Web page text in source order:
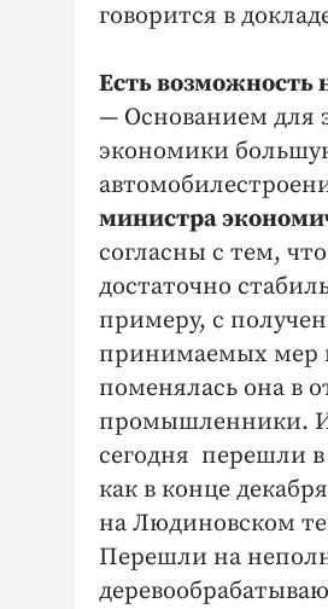
говорится в
Есть возможность
— Основанием для
экономики
министра
согласны с тем,
достаточно
примеру, с
принимаемых мер
поменялась она в
промышленники.
сегодня перешли
как в конце
на Людиновском
Перешли на